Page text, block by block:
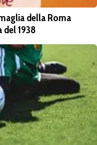
della Roma
del 1938